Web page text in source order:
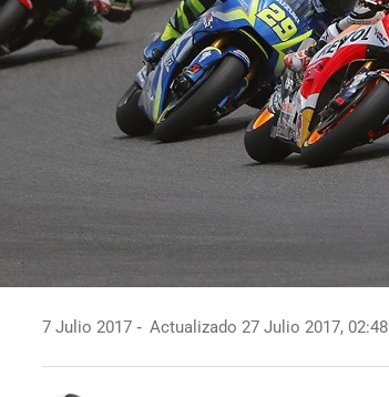
7 Julio 2017 Actualizado 27 Julio 2017, 02:48